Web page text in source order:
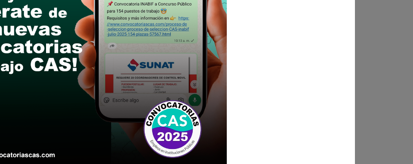
del concurso público
con los requisitos para el puesto
en la fechas y por los medios que indica las bases
cuando se publicará los resultados